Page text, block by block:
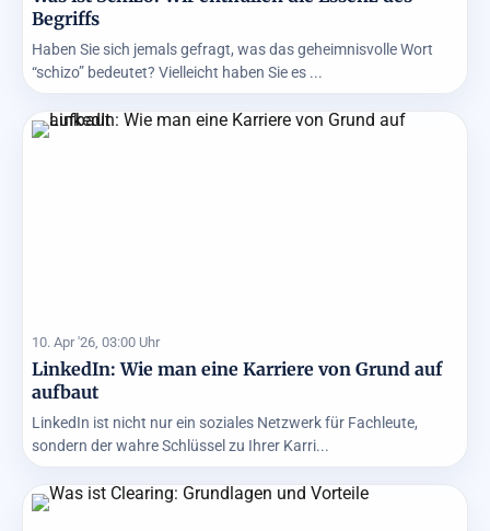
Begriffs
Haben Sie sich jemals gefragt, was das geheimnisvolle Wort
“schizo” bedeutet? Vielleicht haben Sie es ...
10. Apr '26, 03:00 Uhr
LinkedIn: Wie man eine Karriere von Grund auf
aufbaut
LinkedIn ist nicht nur ein soziales Netzwerk für Fachleute,
sondern der wahre Schlüssel zu Ihrer Karri...